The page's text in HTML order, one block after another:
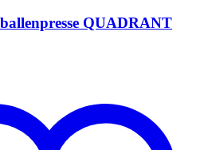
QUADRANT